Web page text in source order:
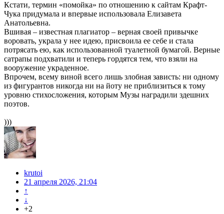
Кстати, термин «помойка» по отношению к сайтам Крафт-
Чука придумала и впервые использовала Елизавета
Анатольевна.
Вшивая – известная плагиатор – верная своей привычке
воровать, украла у нее идею, присвоила ее себе и стала
потрясать ею, как использованной туалетной бумагой. Верные
сатрапы подхватили и теперь гордятся тем, что взяли на
вооружение украденное.
Впрочем, всему виной всего лишь злобная зависть: ни одному
из фигурантов никогда ни на йоту не приблизиться к тому
уровню стихосложения, которым Музы наградили здешних
поэтов.
)))
krutoi
21 апреля 2026, 21:04
↑
↓
+2